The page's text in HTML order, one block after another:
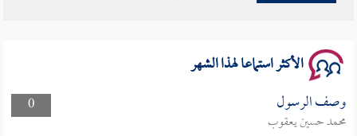
الأكثر استماعا لهذا الشهر
0 وصف الرسول
محمد حسين يعقوب